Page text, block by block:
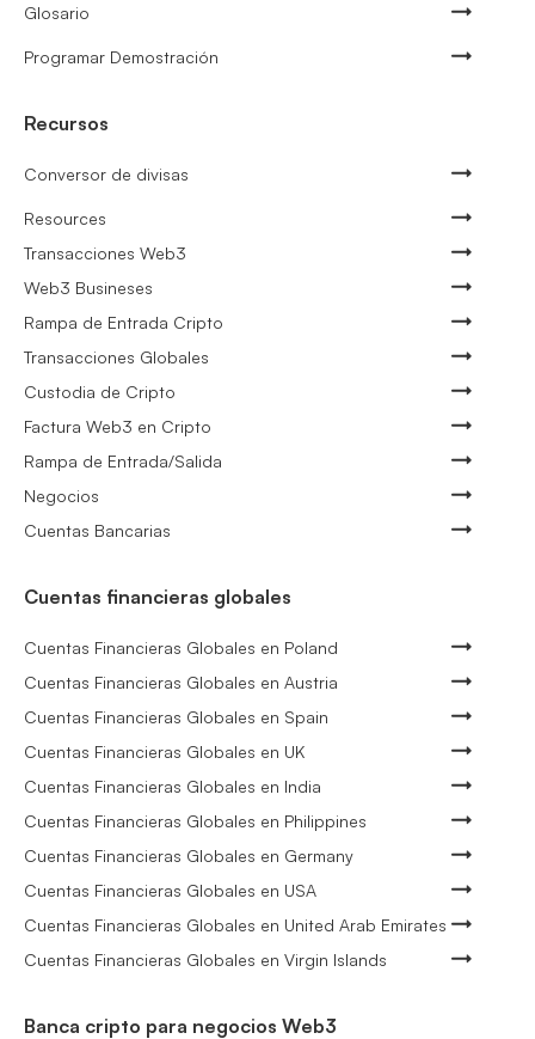
Glosario
Programar Demostración
Recursos
Conversor de divisas
Resources
Transacciones Web3
Web3 Busineses
Rampa de Entrada Cripto
Transacciones Globales
Custodia de Cripto
Factura Web3 en Cripto
Rampa de Entrada/Salida
Negocios
Cuentas Bancarias
Cuentas financieras globales
Cuentas Financieras Globales en Poland
Cuentas Financieras Globales en Austria
Cuentas Financieras Globales en Spain
Cuentas Financieras Globales en UK
Cuentas Financieras Globales en India
Cuentas Financieras Globales en Philippines
Cuentas Financieras Globales en Germany
Cuentas Financieras Globales en USA
Cuentas Financieras Globales en United Arab Emirates
Cuentas Financieras Globales en Virgin Islands
Banca cripto para negocios Web3